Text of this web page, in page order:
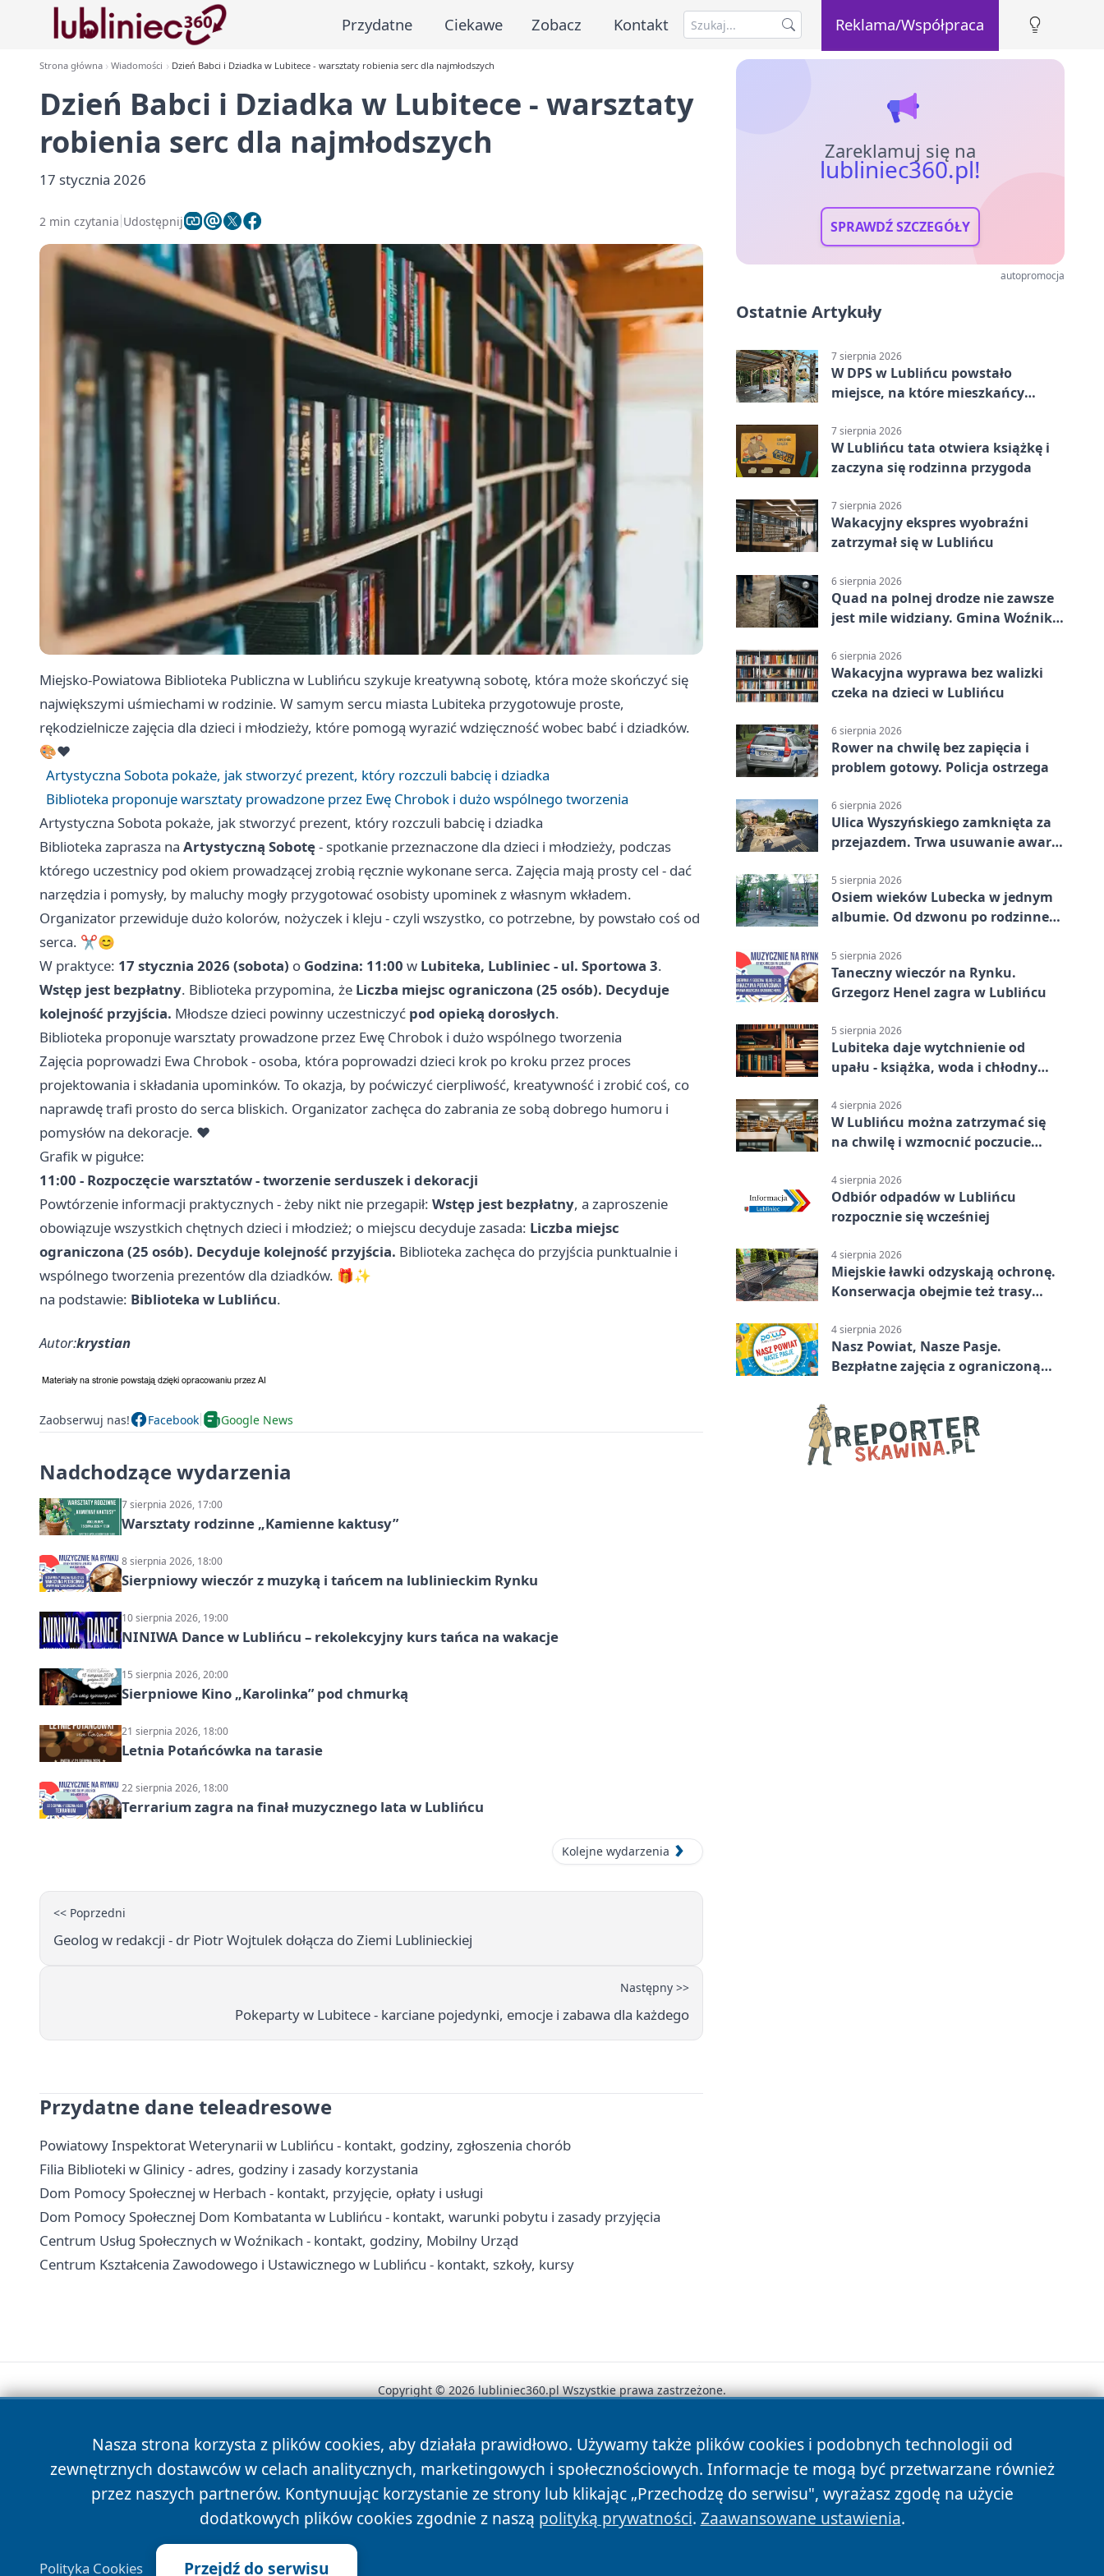
Przydatne Ciekawe Zobacz Kontakt Reklama/Współpraca
Strona główna Wiadomości Dzień Babci i Dziadka w Lubitece - warsztaty robienia serc dla najmłodszych
Dzień Babci i Dziadka w Lubitece - warsztaty
robienia serc dla najmłodszych
17 stycznia 2026
2 min czytania Udostępnij
Miejsko-Powiatowa Biblioteka Publiczna w Lublińcu szykuje kreatywną sobotę, która może skończyć się
największymi uśmiechami w rodzinie. W samym sercu miasta Lubiteka przygotowuje proste,
rękodzielnicze zajęcia dla dzieci i młodzieży, które pomogą wyrazić wdzięczność wobec babć i dziadków.
🎨❤️
Artystyczna Sobota pokaże, jak stworzyć prezent, który rozczuli babcię i dziadka
Biblioteka proponuje warsztaty prowadzone przez Ewę Chrobok i dużo wspólnego tworzenia
Artystyczna Sobota pokaże, jak stworzyć prezent, który rozczuli babcię i dziadka
Biblioteka zaprasza na Artystyczną Sobotę- spotkanie przeznaczone dla dzieci i młodzieży, podczas
którego uczestnicy pod okiem prowadzącej zrobią ręcznie wykonane serca. Zajęcia mają prosty cel - dać
narzędzia i pomysły, by maluchy mogły przygotować osobisty upominek z własnym wkładem.
Organizator przewiduje dużo kolorów, nożyczek i kleju - czyli wszystko, co potrzebne, by powstało coś od
serca. ✂️😊
W praktyce: 17 stycznia 2026 (sobota) o Godzina: 11:00 w Lubiteka, Lubliniec - ul. Sportowa 3.
Wstęp jest bezpłatny. Biblioteka przypomina, że Liczba miejsc ograniczona (25 osób). Decyduje
kolejność przyjścia. Młodsze dzieci powinny uczestniczyć pod opieką dorosłych.
Biblioteka proponuje warsztaty prowadzone przez Ewę Chrobok i dużo wspólnego tworzenia
Zajęcia poprowadzi Ewa Chrobok - osoba, która poprowadzi dzieci krok po kroku przez proces
projektowania i składania upominków. To okazja, by poćwiczyć cierpliwość, kreatywność i zrobić coś, co
naprawdę trafi prosto do serca bliskich. Organizator zachęca do zabrania ze sobą dobrego humoru i
pomysłów na dekoracje. ❤️
Grafik w pigułce:
11:00 - Rozpoczęcie warsztatów - tworzenie serduszek i dekoracji
Powtórzenie informacji praktycznych - żeby nikt nie przegapił: Wstęp jest bezpłatny, a zaproszenie
obowiązuje wszystkich chętnych dzieci i młodzież; o miejscu decyduje zasada: Liczba miejsc
ograniczona (25 osób). Decyduje kolejność przyjścia. Biblioteka zachęca do przyjścia punktualnie i
wspólnego tworzenia prezentów dla dziadków. 🎁✨
na podstawie: Biblioteka w Lublińcu.
Autor:krystian
Zaobserwuj nas! Facebook Google News
Nadchodzące wydarzenia
7 sierpnia 2026, 17:00
Warsztaty rodzinne „Kamienne kaktusy”
8 sierpnia 2026, 18:00
Sierpniowy wieczór z muzyką i tańcem na lublinieckim Rynku
10 sierpnia 2026, 19:00
NINIWA Dance w Lublińcu – rekolekcyjny kurs tańca na wakacje
15 sierpnia 2026, 20:00
Sierpniowe Kino „Karolinka” pod chmurką
21 sierpnia 2026, 18:00
Letnia Potańcówka na tarasie
22 sierpnia 2026, 18:00
Terrarium zagra na finał muzycznego lata w Lublińcu
Kolejne wydarzenia
<< Poprzedni
Geolog w redakcji - dr Piotr Wojtulek dołącza do Ziemi Lublinieckiej
Następny >>
Pokeparty w Lubitece - karciane pojedynki, emocje i zabawa dla każdego
Przydatne dane teleadresowe
Powiatowy Inspektorat Weterynarii w Lublińcu - kontakt, godziny, zgłoszenia chorób
Filia Biblioteki w Glinicy - adres, godziny i zasady korzystania
Dom Pomocy Społecznej w Herbach - kontakt, przyjęcie, opłaty i usługi
Dom Pomocy Społecznej Dom Kombatanta w Lublińcu - kontakt, warunki pobytu i zasady przyjęcia
Centrum Usług Społecznych w Woźnikach - kontakt, godziny, Mobilny Urząd
Centrum Kształcenia Zawodowego i Ustawicznego w Lublińcu - kontakt, szkoły, kursy
Zareklamuj się na
lubliniec360.pl!
SPRAWDŹ SZCZEGÓŁY
autopromocja
Ostatnie Artykuły
7 sierpnia 2026
W DPS w Lublińcu powstało
miejsce, na które mieszkańcy
7 sierpnia 2026
W Lublińcu tata otwiera książkę i
zaczyna się rodzinna przygoda
7 sierpnia 2026
Wakacyjny ekspres wyobraźni
zatrzymał się w Lublińcu
6 sierpnia 2026
Quad na polnej drodze nie zawsze
jest mile widziany. Gmina Woźniki
6 sierpnia 2026
Wakacyjna wyprawa bez walizki
czeka na dzieci w Lublińcu
6 sierpnia 2026
Rower na chwilę bez zapięcia i
problem gotowy. Policja ostrzega
6 sierpnia 2026
Ulica Wyszyńskiego zamknięta za
przejazdem. Trwa usuwanie awarii
5 sierpnia 2026
Osiem wieków Lubecka w jednym
albumie. Od dzwonu po rodzinne
5 sierpnia 2026
Taneczny wieczór na Rynku.
Grzegorz Henel zagra w Lublińcu
5 sierpnia 2026
Lubiteka daje wytchnienie od
upału - książka, woda i chłodny
4 sierpnia 2026
W Lublińcu można zatrzymać się
na chwilę i wzmocnić poczucie
4 sierpnia 2026
Odbiór odpadów w Lublińcu
rozpocznie się wcześniej
4 sierpnia 2026
Miejskie ławki odzyskają ochronę.
Konserwacja obejmie też trasy
4 sierpnia 2026
Nasz Powiat, Nasze Pasje.
Bezpłatne zajęcia z ograniczoną
Nasza strona korzysta z plików cookies, aby działała prawidłowo. Używamy także plików cookies i podobnych technologii od
zewnętrznych dostawców w celach analitycznych, marketingowych i społecznościowych. Informacje te mogą być przetwarzane również
przez naszych partnerów. Kontynuując korzystanie ze strony lub klikając „Przechodzę do serwisu", wyrażasz zgodę na użycie
dodatkowych plików cookies zgodnie z naszą polityką prywatności. Zaawansowane ustawienia.
Polityka Cookies Przejdź do serwisu
Copyright © 2026 lubliniec360.pl Wszystkie prawa zastrzeżone.
News Autorzy Polityka Prywatności Polityka Cookies